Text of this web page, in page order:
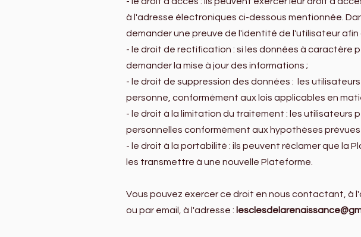
à l'adresse électroniques ci-dessous mentionnée.
demander une preuve de l'identité de l'utilisateur
- le droit de rectification : si les données à caractère
demander la mise à jour des informations ;
- le droit de suppression des données : les
personne, conformément aux lois applicables en
- le droit à la limitation du traitement : les
personnelles conformément aux hypothèses prévues
- le droit à la portabilité : ils peuvent réclamer que la
les transmettre à une nouvelle Plateforme.
Vous pouvez exercer ce droit en nous contactant, à
ou par email, à l'adresse :